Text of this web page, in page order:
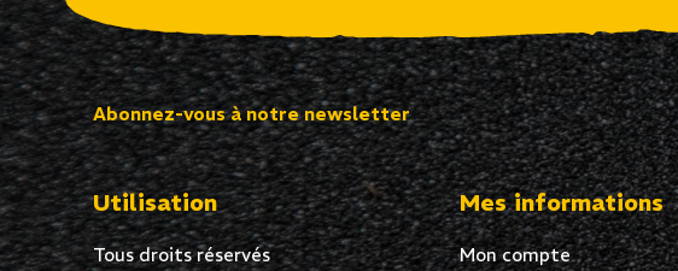
Abonnez-vous à notre newsletter
Utilisation
Tous droits réservés
Mes informations
Mon compte